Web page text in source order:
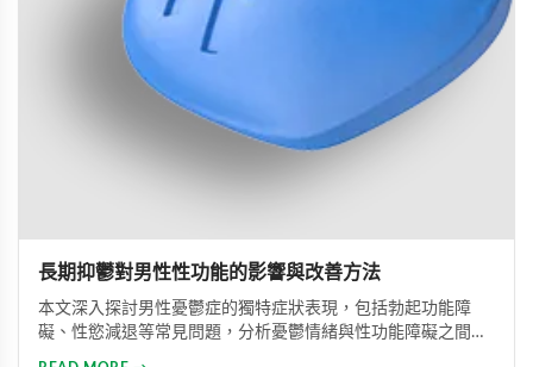
長期抑鬱對男性性功能的影響與改善方法
本文深入探討男性憂鬱症的獨特症狀表現，包括勃起功能障
礙、性慾減退等常見問題，分析憂鬱情緒與性功能障礙之間的